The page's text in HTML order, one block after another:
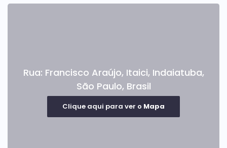
Rua: Francisco Araújo, Itaici, Indaiatuba,
São Paulo, Brasil
Clique aqui para ver o Mapa